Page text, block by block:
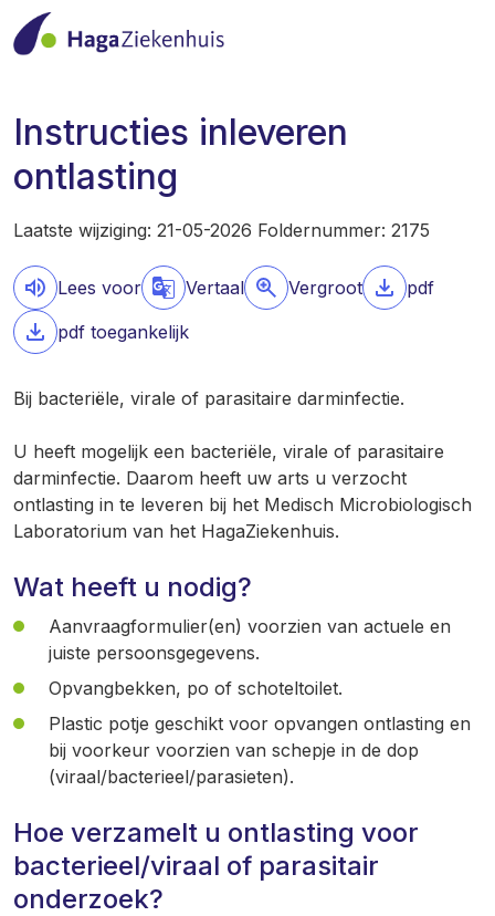
Instructies inleveren
ontlasting
Laatste wijziging: 21-05-2026 Foldernummer: 2175
Lees voor Vertaal Vergroot
pdf
pdf toegankelijk
Bij bacteriële, virale of parasitaire darminfectie.
U heeft mogelijk een bacteriële, virale of parasitaire
darminfectie. Daarom heeft uw arts u verzocht
ontlasting in te leveren bij het Medisch Microbiologisch
Laboratorium van het HagaZiekenhuis.
Wat heeft u nodig?
Aanvraagformulier(en) voorzien van actuele en
juiste persoonsgegevens.
Opvangbekken, po of schoteltoilet.
Plastic potje geschikt voor opvangen ontlasting en
bij voorkeur voorzien van schepje in de dop
(viraal/bacterieel/parasieten).
Hoe verzamelt u ontlasting voor
bacterieel/viraal of parasitair
onderzoek?